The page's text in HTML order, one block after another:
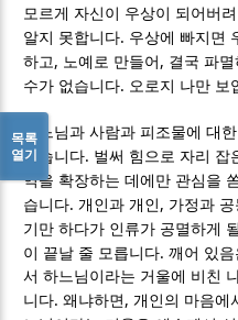
모르게 자신이 우상이 되어버
알지 못합니다. 우상에 빠지면
하고 , 노예로 만들어 , 결국 파
수가 없습니다. 오로지 나만 보
하느님과 사람과 피조물에 대
남습니다. 벌써 힘으로 자리 잡
역을 확장하는 데에만 관심을
습니다.개인과 개인 , 가정과
기만 하다가 인류가 공멸하게
이 끝날 줄 모릅니다.깨어 있음
서 하느님이라는 거울에 비친
니다.왜냐하면 ,개인의 마음에
목록
열기